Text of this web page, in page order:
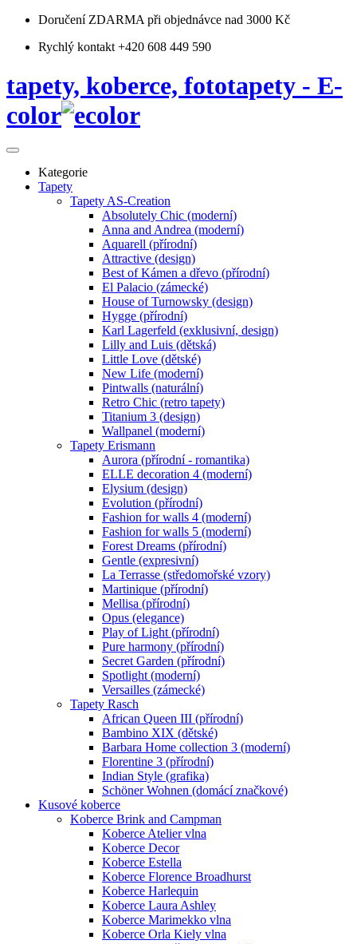
Doručení ZDARMA při objednávce nad 3000 Kč
Rychlý kontakt +420 608 449 590
tapety, koberce, fototapety - E-
color
Kategorie
Tapety
Tapety AS-Creation
Absolutely Chic (moderní)
Anna and Andrea (moderní)
Aquarell (přírodní)
Attractive (design)
Best of Kámen a dřevo (přírodní)
El Palacio (zámecké)
House of Turnowsky (design)
Hygge (přírodní)
Karl Lagerfeld (exklusivní, design)
Lilly and Luis (dětská)
Little Love (dětské)
New Life (moderní)
Pintwalls (naturální)
Retro Chic (retro tapety)
Titanium 3 (design)
Wallpanel (moderní)
Tapety Erismann
Aurora (přírodní - romantika)
ELLE decoration 4 (moderní)
Elysium (design)
Evolution (přírodní)
Fashion for walls 4 (moderní)
Fashion for walls 5 (moderní)
Forest Dreams (přírodní)
Gentle (expresivní)
La Terrasse (středomořské vzory)
Martinique (přírodní)
Mellisa (přírodní)
Opus (elegance)
Play of Light (přírodní)
Pure harmony (přírodní)
Secret Garden (přírodní)
Spotlight (moderní)
Versailles (zámecké)
Tapety Rasch
African Queen III (přírodní)
Bambino XIX (dětské)
Barbara Home collection 3 (moderní)
Florentine 3 (přírodní)
Indian Style (grafika)
Schöner Wohnen (domácí značkové)
Kusové koberce
Koberce Brink and Campman
Koberce Atelier vlna
Koberce Decor
Koberce Estella
Koberce Florence Broadhurst
Koberce Harlequin
Koberce Laura Ashley
Koberce Marimekko vlna
Koberce Orla Kiely vlna